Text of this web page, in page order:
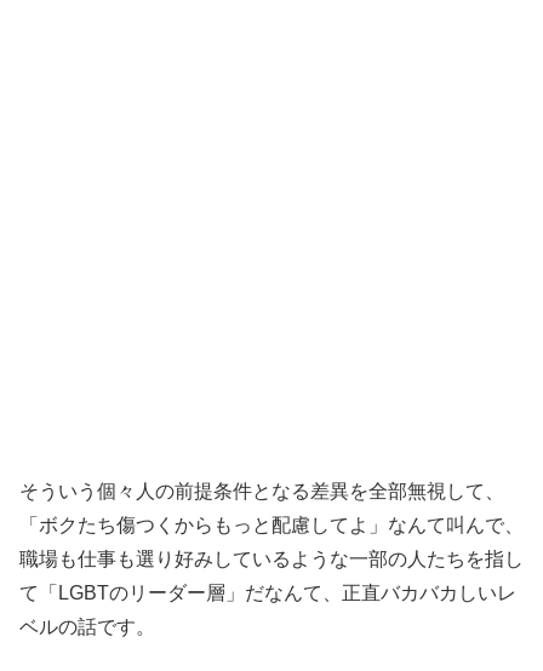
そういう個々人の前提条件となる差異を全部無視して、
「ボクたち傷つくからもっと配慮してよ」なんて叫んで、
職場も仕事も選り好みしているような一部の人たちを指し
て「LGBTのリーダー層」だなんて、正直バカバカしいレ
ベルの話です。